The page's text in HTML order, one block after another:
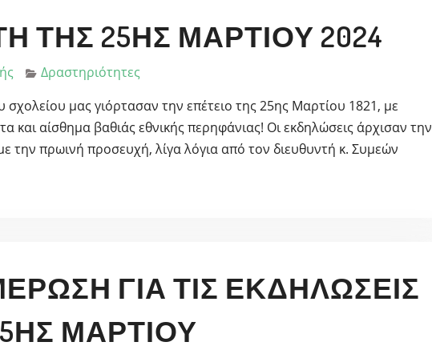
ΤΗΣ 25ΗΣ ΜΑΡΤΊΟΥ 2024
Δραστηριότητες
σχολείου μας γιόρτασαν την επέτειο της 25ης Μαρτίου 1821, με
και αίσθημα βαθιάς εθνικής περηφάνιας! Οι εκδηλώσεις άρχισαν την
την πρωινή προσευχή, λίγα λόγια από τον διευθυντή κ. Συμεών
ΓΙΑ ΤΙΣ ΕΚΔΗΛΏΣΕΙΣ
ΜΑΡΤΊΟΥ